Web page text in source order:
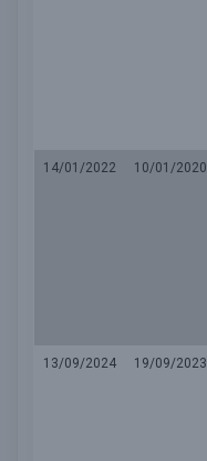
14/01/2022 10/01/2020
13/09/2024 19/09/2023